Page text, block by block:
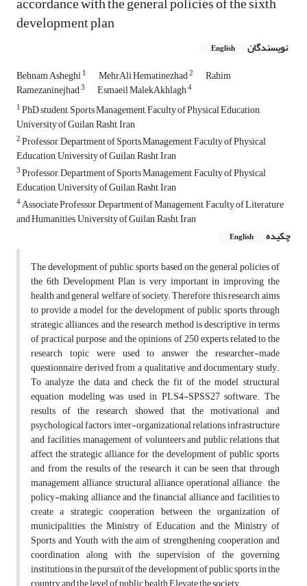
development plan
نویسندگان English
Behnam Asheghi1 MehrAli Hematinezhad2 Rahim
Ramezaninejhad3 Esmaeil MalekAkhlagh4
1PhD student, Sports Management, Faculty of Physical Education,
University of Guilan, Rasht, Iran
2Professor, Department of Sports Management, Faculty of Physical
Education, University of Guilan, Rasht, Iran
3Professor, Department of Sports Management, Faculty of Physical
Education, University of Guilan, Rasht, Iran
4Associate Professor, Department of Management, Faculty of Literature
and Humanities, University of Guilan, Rasht, Iran
چکیده
English
The development of public sports based on the general policies of
the 6th Development Plan is very important in improving the
health and general welfare of society; Therefore, this research aims
to provide a model for the development of public sports through
strategic alliances, and the research method is descriptive in terms
of practical purpose, and the opinions of 250 experts related to the
research topic were used to answer the researcher-made
questionnaire derived from a qualitative and documentary study.
To analyze the data and check the fit of the model, structural
equation modeling was used in PLS4-SPSS27 software. The
results of the research showed that the motivational and
psychological factors, inter-organizational relations, infrastructure
and facilities, management of volunteers and public relations that
affect the strategic alliance for the development of public sports,
and from the results of the research it can be seen that through
management alliance, structural alliance, operational alliance , the
policy-making alliance and the financial alliance and facilities to
create a strategic cooperation between the organization of
municipalities, the Ministry of Education and the Ministry of
Sports and Youth, with the aim of strengthening cooperation and
coordination along with the supervision of the governing
institutions in the pursuit of the development of public sports in the